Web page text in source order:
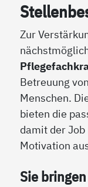
Zur
Betreuung
Menschen.
bieten die
damit der
Motivation
Sie